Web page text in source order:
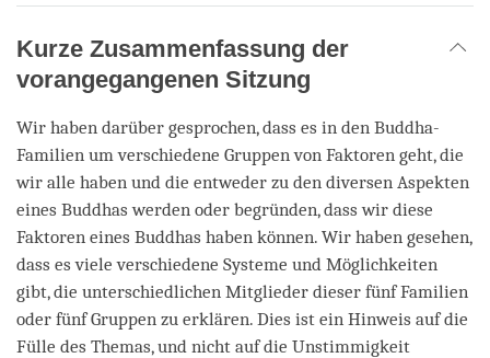
Kurze Zusammenfassung der
vorangegangenen Sitzung
Wir haben darüber gesprochen, dass es in den Buddha-
Familien um verschiedene Gruppen von Faktoren geht, die
wir alle haben und die entweder zu den diversen Aspekten
eines Buddhas werden oder begründen, dass wir diese
Faktoren eines Buddhas haben können. Wir haben gesehen,
dass es viele verschiedene Systeme und Möglichkeiten
gibt, die unterschiedlichen Mitglieder dieser fünf Familien
oder fünf Gruppen zu erklären. Dies ist ein Hinweis auf die
Fülle des Themas, und nicht auf die Unstimmigkeit